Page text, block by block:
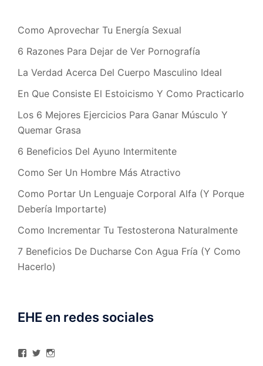
Como Aprovechar Tu Energía Sexual
6 Razones Para Dejar de Ver Pornografía
La Verdad Acerca Del Cuerpo Masculino Ideal
En Que Consiste El Estoicismo Y Como Practicarlo
Los 6 Mejores Ejercicios Para Ganar Músculo Y
Quemar Grasa
6 Beneficios Del Ayuno Intermitente
Como Ser Un Hombre Más Atractivo
Como Portar Un Lenguaje Corporal Alfa (Y Porque
Debería Importarte)
Como Incrementar Tu Testosterona Naturalmente
7 Beneficios De Ducharse Con Agua Fría (Y Como
Hacerlo)
EHE en redes sociales
Ver
Ver